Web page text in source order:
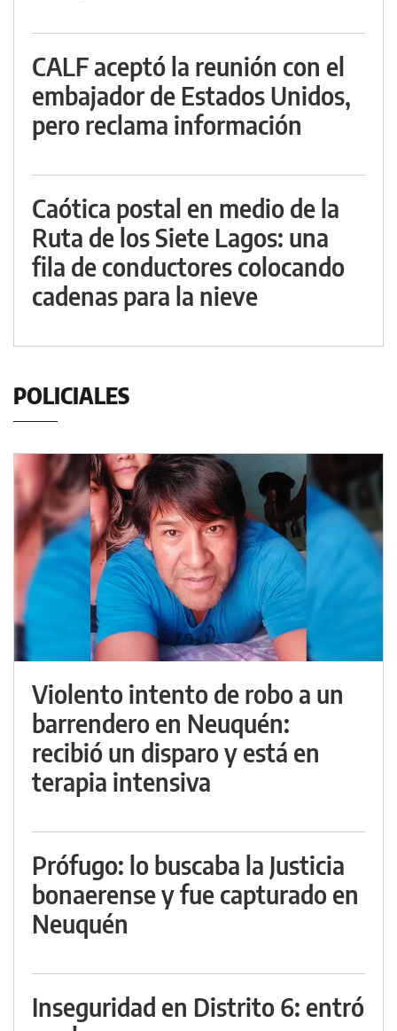
CALF aceptó la reunión con el
embajador de Estados Unidos,
pero reclama información
Caótica postal en medio de la
Ruta de los Siete Lagos: una
fila de conductores colocando
cadenas para la nieve
POLICIALES
Violento intento de robo a un
barrendero en Neuquén:
recibió un disparo y está en
terapia intensiva
Prófugo: lo buscaba la Justicia
bonaerense y fue capturado en
Neuquén
Inseguridad en Distrito 6: entró